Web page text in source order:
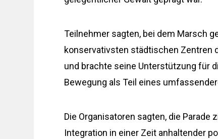
Teilnehmer sagten, bei dem Marsch
konservativsten städtischen Zentren
und brachte seine Unterstützung für
Bewegung als Teil eines
Die Organisatoren sagten, die Parade
Integration in einer Zeit anhaltender